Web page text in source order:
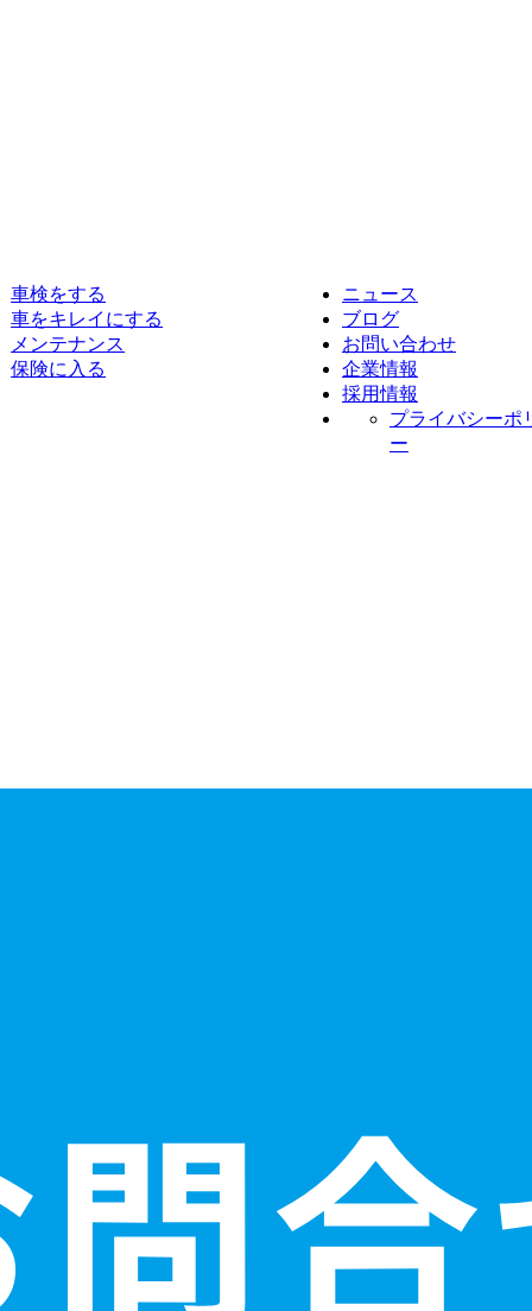
車検をする
車をキレイにする
メンテナンス
保険に入る
ニュース
ブログ
お問い合わせ
企業情報
採用情報
プライバシーポ
ー